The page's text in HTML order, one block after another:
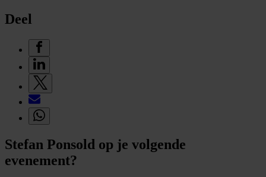
Deel
Stefan Ponsold op je volgende
evenement?